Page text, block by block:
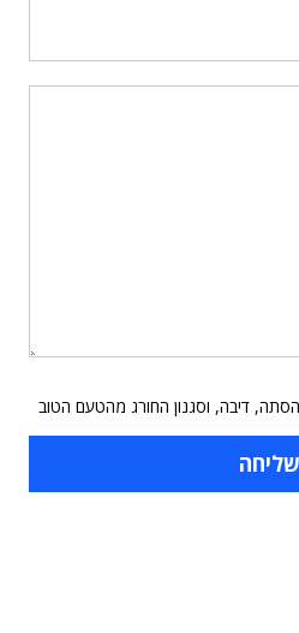
הסתה, דיבה, וסגנון החורג מהטעם הטוב